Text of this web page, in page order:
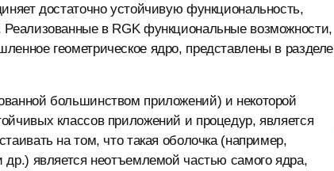
достаточно устойчивую функциональность,
в RGK функциональные возможности,
геометрическое ядро, представлены в разделе
большинством приложений) и некоторой
классов приложений и процедур, является
на том, что такая оболочка (например,
является неотъемлемой частью самого ядра,